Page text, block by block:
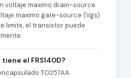
voltaje maximo drain-source
maximo gate-source (Vgs)
limite, el transistor puede
el FRS140D?
TO257AA.